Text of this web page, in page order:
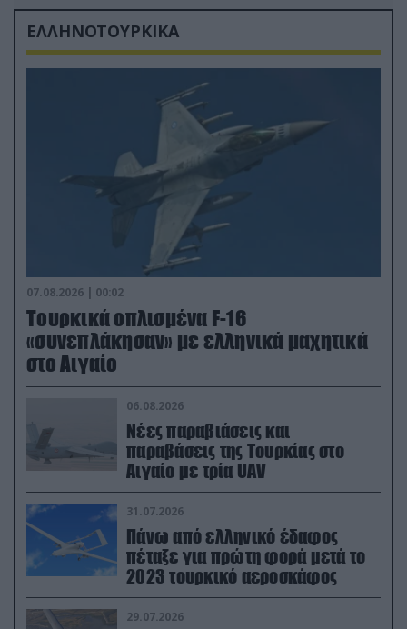
ΕΛΛΗΝΟΤΟΥΡΚΙΚΑ
07.08.2026 | 00:02
Τουρκικά οπλισμένα F-16
«συνεπλάκησαν» με ελληνικά μαχητικά
στο Αιγαίο
06.08.2026
Νέες παραβιάσεις και
παραβάσεις της Τουρκίας στο
Αιγαίο με τρία UAV
31.07.2026
Πάνω από ελληνικό έδαφος
πέταξε για πρώτη φορά μετά το
2023 τουρκικό αεροσκάφος
29.07.2026